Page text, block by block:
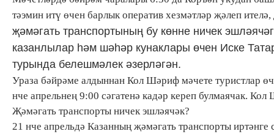
тәэмин итү өчен барлык оператив хезмәтләр җәлеп
җәмәгать транспортының бу көнне ничек
казанлылар һәм шәһәр кунаклары өчен Иске
турында белешмәлек әзерләгән.
Ураза бәйрәме алдыннан Кол Шәриф мәчете туристлар
нче апрельнең 9:00 сәгатенә кадәр кереп булмаячак.
Җәмәгать транспорты ничек эшләячәк?
21 нче апрельдә Казанның җәмәгать транспорты